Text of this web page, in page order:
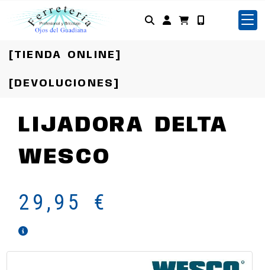
Identifícate
[TIENDA ONLINE]
[DEVOLUCIONES]
LIJADORA DELTA
WESCO
29,95 €